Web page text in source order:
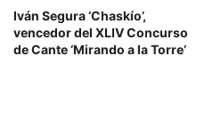
Iván Segura ‘Chaskío’,
vencedor del XLIV Concurso
de Cante ‘Mirando a la Torre’